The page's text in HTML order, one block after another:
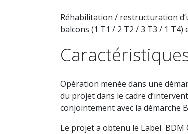
Réhabilitation / restructuration
balcons (1 T1 / 2 T2 / 3 T3 / 1 T4)
Opération menée dans une
du projet dans le cadre
conjointement avec la démarche
Le projet a obtenu le Label BDM